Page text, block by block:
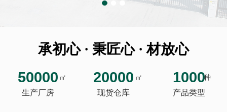
承初心 · 秉匠心 · 材放心
50000 ㎡
生产厂房
20000 ㎡
现货仓库
1000种
产品类型